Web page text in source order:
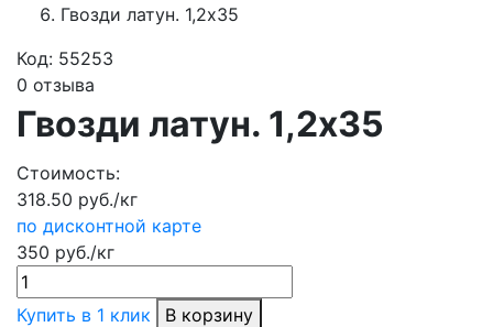
Гвозди латун. 1,2х35
Код: 55253
0 отзыва
Гвозди латун. 1,2х35
Стоимость:
318.50 руб./кг
по дисконтной карте
350 руб./кг
Купить в 1 клик
В корзину